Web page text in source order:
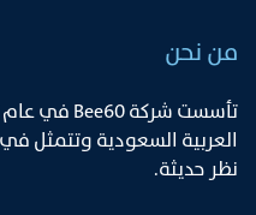
من نحن
اﻟﻌﺮﺑﻴﺔ اﻟﺴﻌﻮدﻳﺔ وﺗﺘﻤﺜﻞ
ﻧﻈﺮ ﺣﺪﻳﺜﺔ.